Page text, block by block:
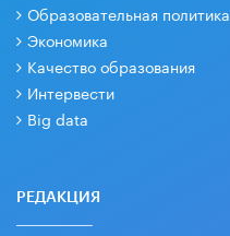
Образовательная политика
Экономика
Качество образования
Интервести
Big data
РЕДАКЦИЯ